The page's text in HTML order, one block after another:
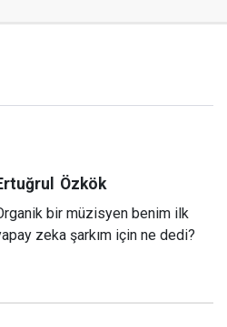
Özkök
bir müzisyen benim ilk
zeka şarkım için ne dedi?